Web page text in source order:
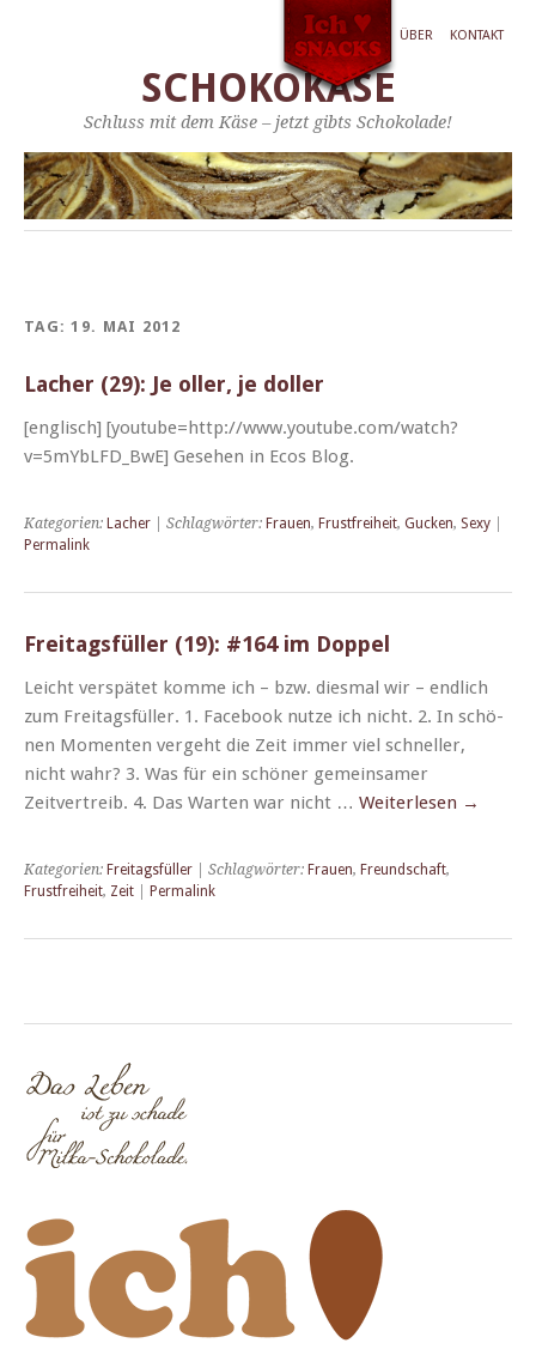
ÜBER KONTAKT
SCHOKOKÄSE
Schluss mit dem Käse – jetzt gibts Schokolade!
TAG:19. MAI 2012
Lacher (29): Je oller, je doller
[englisch] [youtube=http://www.youtube.com/watch?
v=5mYbLFD_BwE] Gese­hen in Ecos Blog.
Kategorien: Lacher | Schlagwörter: Frauen, Frustfreiheit, Gucken, Sexy
Permalink
Freitagsfüller (19): #164 im Doppel
Leicht ver­spätet komme ich – bzw. dies­mal wir – endlich
zum Fre­itags­füller. 1. Face­book nutze ich nicht. 2. In schö­
nen Momenten verge­ht die Zeit immer viel schneller,
nicht wahr? 3. Was für ein schön­er gemein­samer
Zeitvertreib. 4. Das Warten war nicht … Weit­er­lesen →
Kategorien: Freitagsfüller | Schlagwörter: Frauen, Freundschaft,
Frustfreiheit, Zeit Permalink